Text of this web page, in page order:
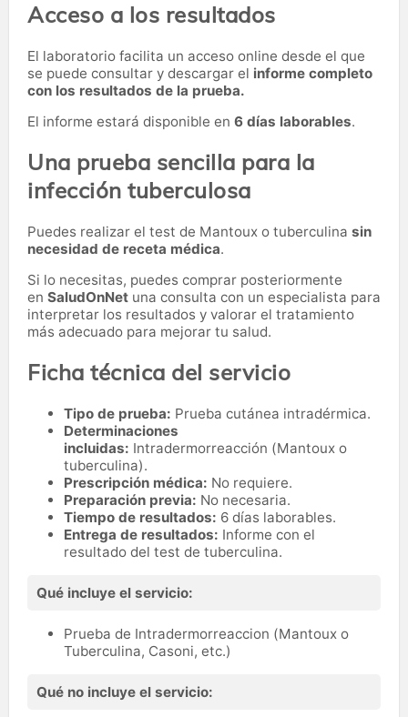
Acceso a los resultados
El laboratorio facilita un acceso online desde el que
se puede consultar y descargar el informe completo
con los resultados de la prueba.
El informe estará disponible en 6 días laborables.
Una prueba sencilla para la
infección tuberculosa
Puedes realizar el test de Mantoux o tuberculina sin
necesidad de receta médica.
Si lo necesitas, puedes comprar posteriormente
en SaludOnNet una consulta con un especialista para
interpretar los resultados y valorar el tratamiento
más adecuado para mejorar tu salud.
Ficha técnica del servicio
Tipo de prueba: Prueba cutánea intradérmica.
Determinaciones
incluidas: Intradermorreacción (Mantoux o
tuberculina).
Prescripción médica: No requiere.
Preparación previa: No necesaria.
Tiempo de resultados: 6 días laborables.
Entrega de resultados: Informe con el
resultado del test de tuberculina.
Qué incluye el servicio:
Prueba de Intradermorreaccion (Mantoux o
Tuberculina, Casoni, etc.)
Qué no incluye el servicio: